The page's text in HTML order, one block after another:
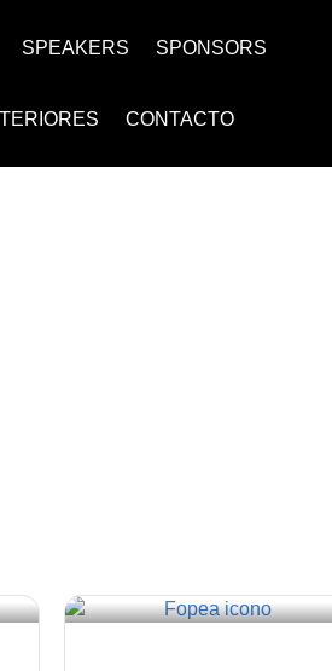
SPEAKERS SPONSORS
CONTACTO